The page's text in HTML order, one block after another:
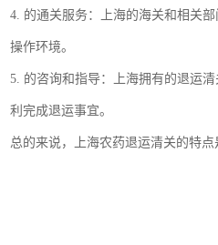
4. 的通关服务：上海的海关和相关
操作环境。
5. 的咨询和指导：上海拥有的退运
利完成退运事宜。
总的来说，上海农药退运清关的特